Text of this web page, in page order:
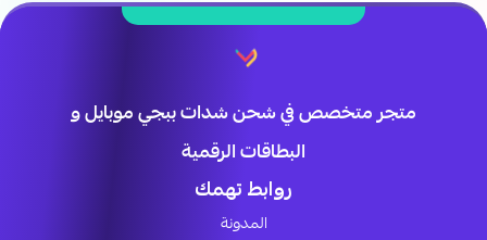
متجر متخصص في شحن شدات ببجي موبايل و
البطاقات الرقمية
روابط تهمك
المدونة